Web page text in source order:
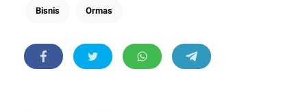
Bisnis Ormas